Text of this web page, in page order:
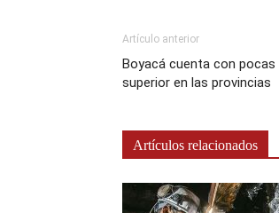
Artículo anterior
Boyacá cuenta con
superior en las provincias
Artículos relacionados